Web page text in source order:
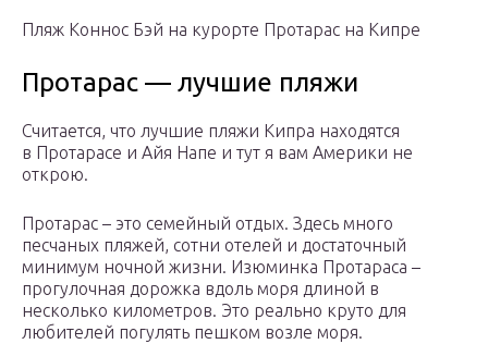
Пляж Коннос Бэй на курорте Протарас на Кипре
Протарас — лучшие пляжи
Считается, что лучшие пляжи Кипра находятся
в Протарасе и Айя Напе и тут я вам Америки не
открою.
Протарас – это семейный отдых. Здесь много
песчаных пляжей, сотни отелей и достаточный
минимум ночной жизни. Изюминка Протараса –
прогулочная дорожка вдоль моря длиной в
несколько километров. Это реально круто для
любителей погулять пешком возле моря.